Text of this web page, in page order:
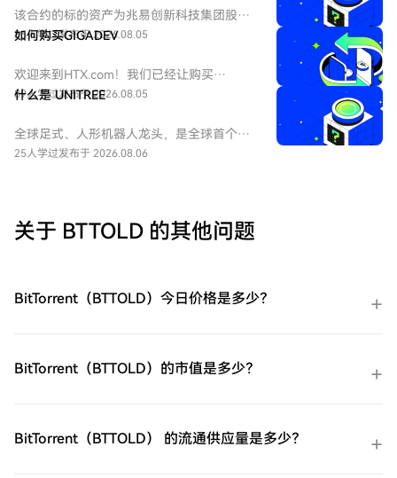
该合约的标的资产为兆易创新科技集团股份
有限公司 - H股（HKEX：3986）。兆易创新
电路的设计和研发的中国公司。
86人学过发布于 2026.08.05
如何购买GIGADEV
欢迎来到HTX.com！我们已经让购买
GIGADEC（GIGADEV）变得简单而便捷。跟
之旅。第一步：创建您的HTX账户使用您的
电子邮件、手机号码注册一个免费账户在
GIGADEC（GIGADEV）。余额购买：使用您
在HTX平台上直接与其他用户交易。HTX场
的GIGADEC（GIGADEV）购买完您的
GIGADEC（GIGADEV）后，将其存储在您的
货币。第四步：交易GIGADEC（GIGADEV）
在HTX的现货市场轻松交易
89人学过发布于 2026.08.05
什么是 UNITREE
全球足式、人形机器人龙头，是全球首个大
规模商业化零售高性能四足机器人的企业。
25人学过发布于 2026.08.06
关于 BTTOLD 的其他问题
BitTorrent（BTTOLD）今日价格是多少？
BitTorrent（BTTOLD）的市值是多少？
BitTorrent（BTTOLD） 的流通供应量是多少？